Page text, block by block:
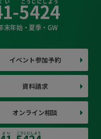
末年始・夏季・GW
イベント参加予約
資料請求
オンライン相談